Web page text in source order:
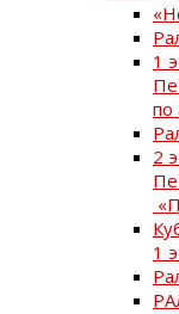
1
по
2
1